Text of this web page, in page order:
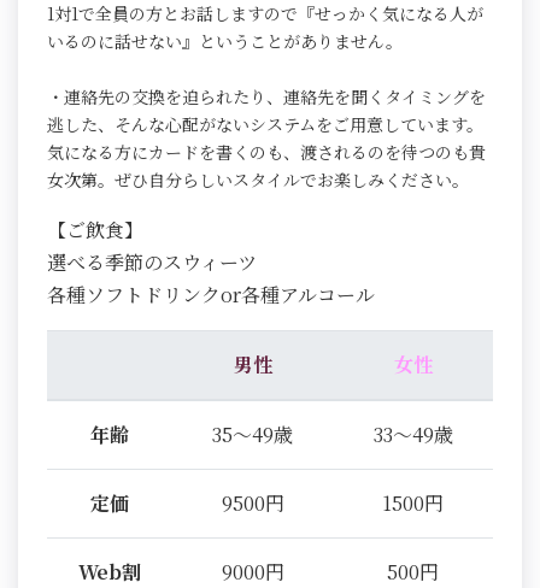
1対1で全員の方とお話しますので『せっかく気になる人が
いるのに話せない』ということがありません。
・連絡先の交換を迫られたり、連絡先を聞くタイミングを
逃した、そんな心配がないシステムをご用意しています。
気になる方にカードを書くのも、渡されるのを待つのも貴
女次第。ぜひ自分らしいスタイルでお楽しみください。
【ご飲食】
選べる季節のスウィーツ
各種ソフトドリンクor各種アルコール
男性 女性
年齢 35～49歳 33～49歳
定価 9500円 1500円
Web割 9000円 500円